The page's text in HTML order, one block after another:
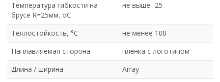
Температура гибкости на
брусе R=25мм, оС
не выше -25
Теплостойкость, °С
не менее 100
Наплавляемая сторона
пленка с логотипом
Длина / ширина
Array